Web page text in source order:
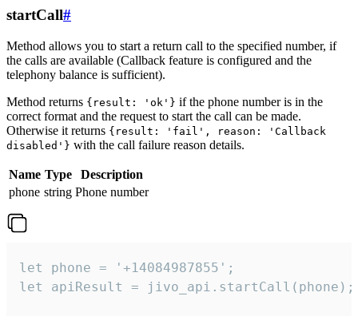
startCall#
Method allows you to start a return call to the specified number, if
the calls are available (Callback feature is configured and the
telephony balance is sufficient).
Method returns {result: 'ok'} if the phone number is in the
correct format and the request to start the call can be made.
Otherwise it returns {result: 'fail', reason: 'Callback
disabled'} with the call failure reason details.
Name Type
Description
phone string Phone number
let phone = '+14084987855';
let apiResult = jivo_api.startCall(phone);